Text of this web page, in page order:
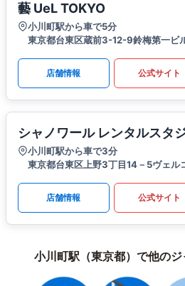
藝 UeL TOKYO
小川町駅から車で5分
東京都台東区蔵前3-12-9鈴梅第一ビ
店舗情報 公式サイト
シャノワール レンタルスタ
小川町駅から車で3分
東京都台東区上野3丁目14－5ヴェル
店舗情報 公式サイト
小川町駅（東京都）で他の